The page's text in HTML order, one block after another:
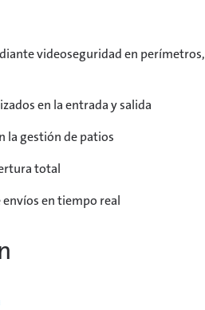
videoseguridad en perímetros,
en la entrada y salida
la gestión de patios
total
en tiempo real